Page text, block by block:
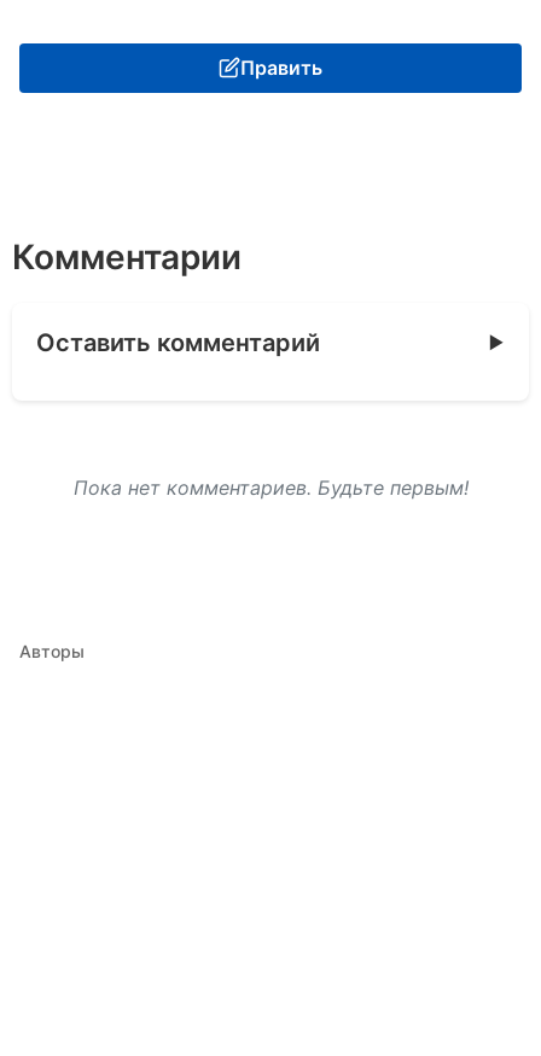
Править
Комментарии
Оставить комментарий
Пока нет комментариев. Будьте первым!
Авторы